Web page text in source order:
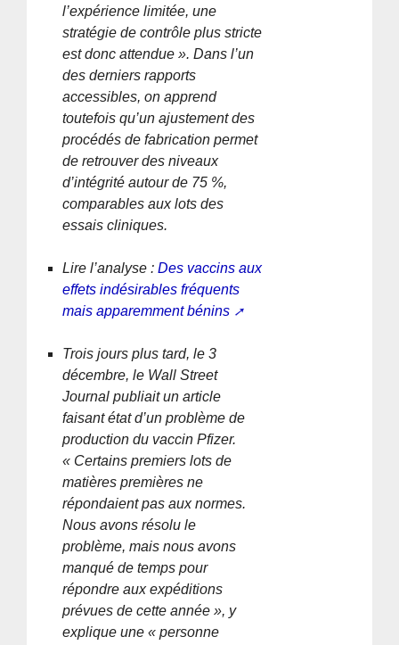
l’expérience limitée, une
stratégie de contrôle plus stricte
est donc attendue ». Dans l’un
des derniers rapports
accessibles, on apprend
toutefois qu’un ajustement des
procédés de fabrication permet
de retrouver des niveaux
d’intégrité autour de 75 %,
comparables aux lots des
essais cliniques.
Lire l’analyse :Des vaccins aux
effets indésirables fréquents
mais apparemment bénins
Trois jours plus tard, le 3
décembre, le Wall Street
Journal publiait un article
faisant état d’un problème de
production du vaccin Pfizer.
« Certains premiers lots de
matières premières ne
répondaient pas aux normes.
Nous avons résolu le
problème, mais nous avons
manqué de temps pour
répondre aux expéditions
prévues de cette année », y
explique une « personne